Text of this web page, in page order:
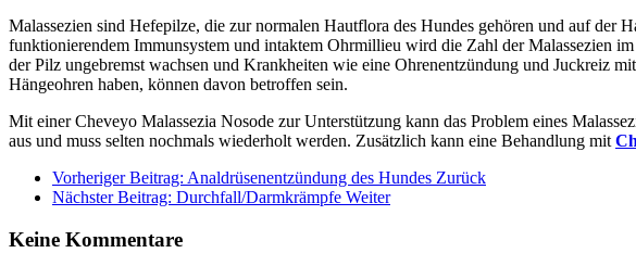
Malassezien sind Hefepilze, die zur normalen Hautflora des Hundes gehören und auf
funktionierendem Immunsystem und intaktem Ohrmillieu wird die Zahl der Malassezien
der Pilz ungebremst wachsen und Krankheiten wie eine Ohrenentzündung und Juckreiz
Hängeohren haben, können davon betroffen sein.
Mit einer Cheveyo Malassezia Nosode zur Unterstützung kann das Problem eines
aus und muss selten nochmals wiederholt werden. Zusätzlich kann eine Behandlung mit
Vorheriger Beitrag: Analdrüsenentzündung des Hundes Zurück
Nächster Beitrag: Durchfall/Darmkrämpfe Weiter
Keine Kommentare